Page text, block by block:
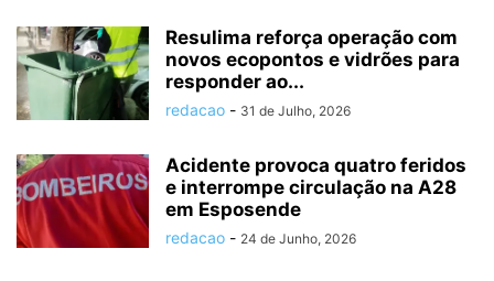
Resulima reforça operação com
novos ecopontos e vidrões para
responder ao...
redacao - 31 de Julho, 2026
Acidente provoca quatro feridos
e interrompe circulação na A28
em Esposende
redacao - 24 de Junho, 2026